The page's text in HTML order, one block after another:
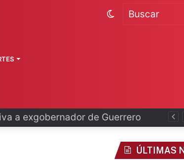
a exgobernador de Guerrero
Switch
ÚLTIMAS